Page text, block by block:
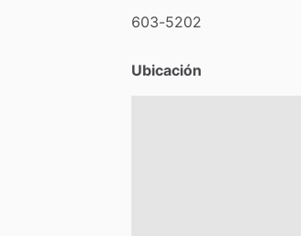
603-5202
Ubicación